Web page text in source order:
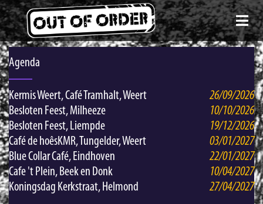
Agenda
Kermis Weert, Café Tramhalt, Weert
26/09/2026
Besloten Feest, Milheeze
10/10/2026
Besloten Feest, Liempde
19/12/2026
Café de hoêsKMR, Tungelder, Weert
03/01/2027
Blue Collar Café, Eindhoven
22/01/2027
Cafe 't Plein, Beek en Donk
10/04/2027
Koningsdag Kerkstraat, Helmond
27/04/2027